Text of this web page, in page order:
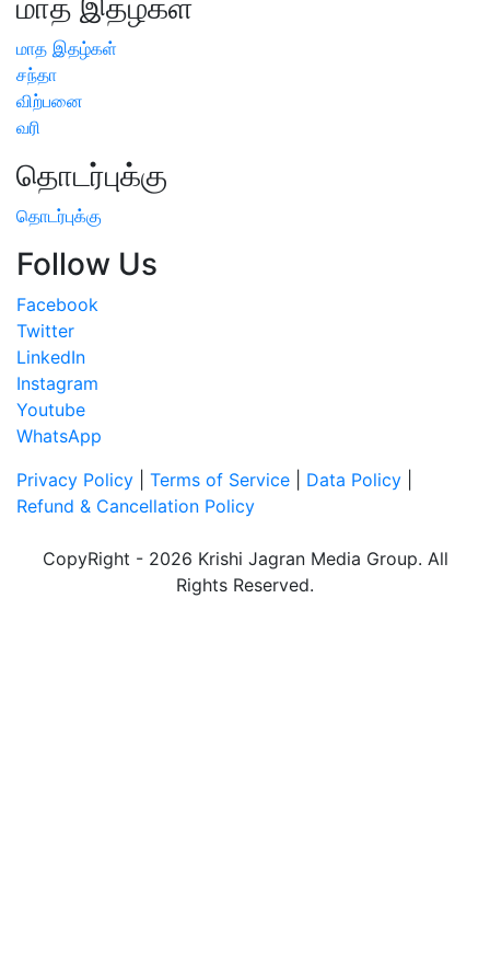
மாத இதழ்கள்
மாத இதழ்கள்
சந்தா
விற்பனை
வரி
தொடர்புக்கு
தொடர்புக்கு
Follow Us
Facebook
Twitter
LinkedIn
Instagram
Youtube
WhatsApp
Privacy Policy
Terms of Service Data Policy
Refund & Cancellation Policy
CopyRight - 2026 Krishi Jagran Media Group. All
Rights Reserved.